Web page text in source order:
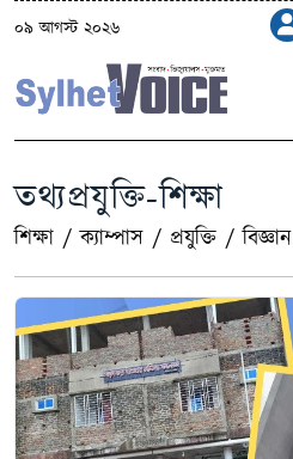
০৯ আগস্ট ২০২৬
তথ্যপ্রযুক্তি-শিক্ষা
শিক্ষা /ক্যাম্পাস / প্রযুক্তি /বিজ্ঞান